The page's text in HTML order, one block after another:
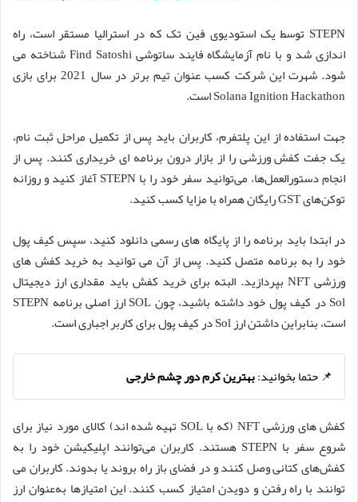
STEPN توسط یک استودیوی فین تک که در استرالیا مستقر است، راه
اندازی شد و با نام آزمایشگاه فایند ساتوشی Find Satoshi شناخته می
شود. شهرت این شرکت کسب عنوان تیم برتر در سال 2021 برای بازی
Solana Ignition Hackathon است.
جهت استفاده از این پلتفرم، کاربران باید پس از تکمیل مراحل ثبت نام،
یک جفت کفش ورزشی را از بازار درون برنامه ای خریداری کنند. پس از
انجام دستورالعمل‌ها، می‌توانید سفر خود را با STEPN آغاز کنید و روزانه
توکن‌های GST رایگان همراه با مزایا کسب کنید.
در ابتدا باید برنامه را از پایگاه های رسمی دانلود کنید، سپس کیف پول
خود را به برنامه متصل کنید. پس از آن می توانید به خرید کفش های
ورزشی NFT بپردازید. البته برای خرید کفش باید مقداری ارز دیجیتال
Sol در کیف پول خود داشته باشید، چون SOL ارز اصلی برنامه STEPN
است، بنابراین داشتن ارز Sol در کیف پول برای کاربر اجباری است.
📌 حتما بخوانید:بهترین کرم دور چشم خارجی
کفش های ورزشی NFT (که با SOL تهیه شده اند) کالای مورد نیاز برای
شروع سفر با STEPN هستند. کاربران می‌توانند اپلیکیشن خود را به
کفش‌های کتانی وصل کنند و در فضای باز راه بروند یا بدوند. کاربران می
توانند با راه رفتن و دویدن امتیاز کسب کنند. این امتیازها به‌عنوان ارز